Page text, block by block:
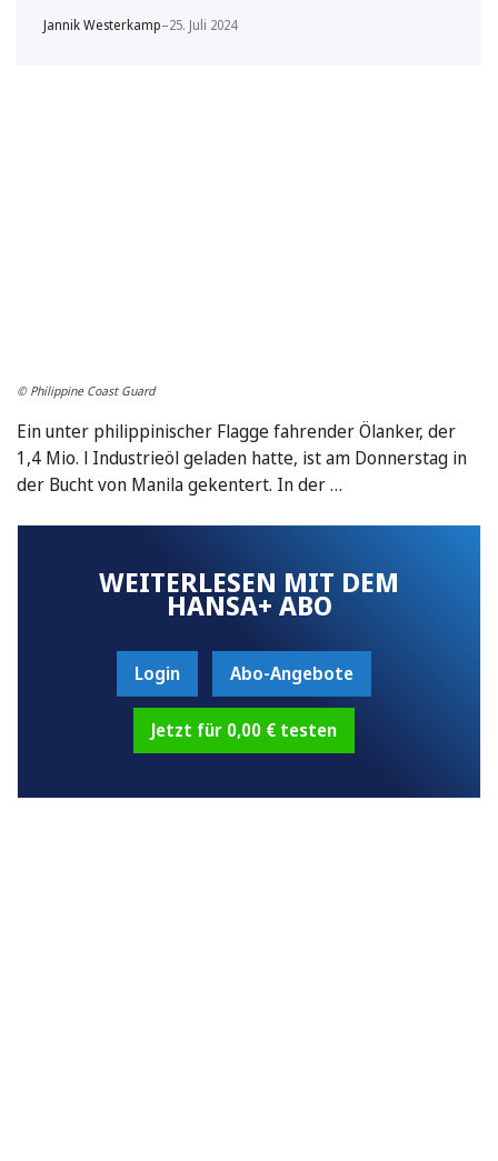
Jannik Westerkamp–25. Juli 2024
© Philippine Coast Guard
Ein unter philippinischer Flagge fahrender Ölanker, der
1,4 Mio. l Industrieöl geladen hatte, ist am Donnerstag in
der Bucht von Manila gekentert. In der …
WEITERLESEN MIT DEM
HANSA+ ABO
Login Abo-Angebote
Jetzt für 0,00 € testen